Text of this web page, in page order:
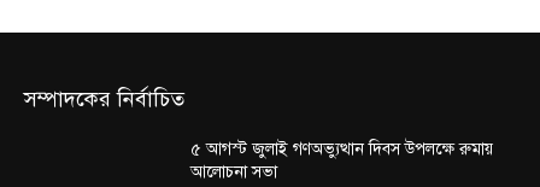
সম্পাদকের নির্বাচিত
৫ আগস্ট জুলাই গণঅভ্যুত্থান দিবস উপলক্ষে রুমায়
আলোচনা সভা